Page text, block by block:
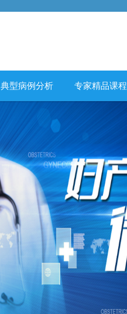
典型病例分析 专家精品课程